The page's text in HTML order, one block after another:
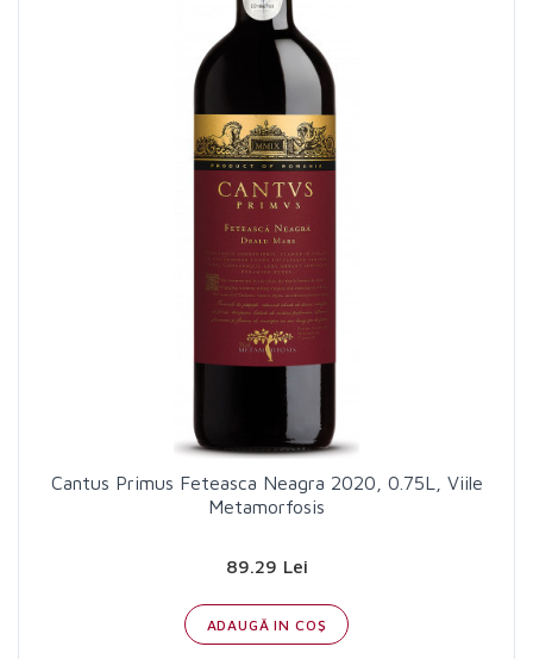
Cantus Primus Feteasca Neagra 2020, 0.75L, Viile
Metamorfosis
89.29 Lei
ADAUGĂ IN COŞ